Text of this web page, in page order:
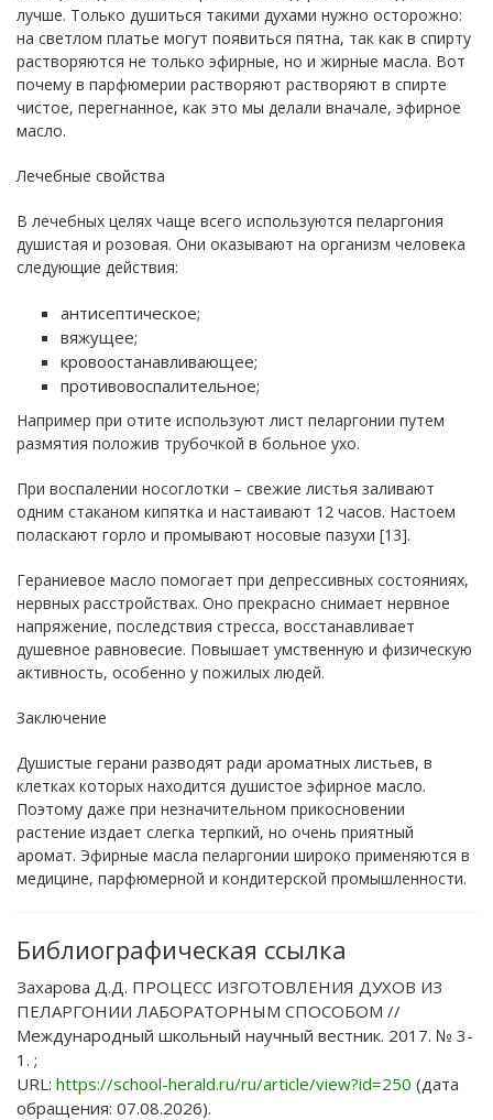
лучше. Только душиться такими духами нужно осторожно:
на светлом платье могут появиться пятна, так как в спирту
растворяются не только эфирные, но и жирные масла. Вот
почему в парфюмерии растворяют растворяют в спирте
чистое, перегнанное, как это мы делали вначале, эфирное
масло.
Лечебные свойства
В лечебных целях чаще всего используются пеларгония
душистая и розовая. Они оказывают на организм человека
следующие действия:
антисептическое;
вяжущее;
кровоостанавливающее;
противовоспалительное;
Например при отите используют лист пеларгонии путем
размятия положив трубочкой в больное ухо.
При воспалении носоглотки – свежие листья заливают
одним стаканом кипятка и настаивают 12 часов. Настоем
поласкают горло и промывают носовые пазухи [13].
Гераниевое масло помогает при депрессивных состояниях,
нервных расстройствах. Оно прекрасно снимает нервное
напряжение, последствия стресса, восстанавливает
душевное равновесие. Повышает умственную и физическую
активность, особенно у пожилых людей.
Заключение
Душистые герани разводят ради ароматных листьев, в
клетках которых находится душистое эфирное масло.
Поэтому даже при незначительном прикосновении
растение издает слегка терпкий, но очень приятный
аромат. Эфирные масла пеларгонии широко применяются в
медицине, парфюмерной и кондитерской промышленности.
Библиографическая ссылка
Захарова Д.Д. ПРОЦЕСС ИЗГОТОВЛЕНИЯ ДУХОВ ИЗ
ПЕЛАРГОНИИ ЛАБОРАТОРНЫМ СПОСОБОМ //
Международный школьный научный вестник. 2017. № 3-
1. ;
URL: https://school-herald.ru/ru/article/view?id=250 (дата
обращения: 07.08.2026).